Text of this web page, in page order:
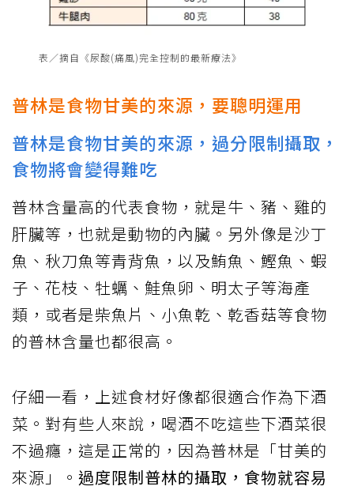
表／摘自《尿酸(痛風)完全控制的最新療法》
普林是食物甘美的來源，要聰明運用
普林是食物甘美的來源，過分限制攝取，
食物將會變得難吃
普林含量高的代表食物，就是牛、豬、雞的
肝臟等，也就是動物的內臟。另外像是沙丁
魚、秋刀魚等青背魚，以及鮪魚、鰹魚、蝦
子、花枝、牡蠣、鮭魚卵、明太子等海產
類，或者是柴魚片、小魚乾、乾香菇等食物
的普林含量也都很高。
仔細一看，上述食材好像都很適合作為下酒
菜。對有些人來說，喝酒不吃這些下酒菜很
不過癮，這是正常的，因為普林是「甘美的
來源」。 過度限制普林的攝取，食物就容易